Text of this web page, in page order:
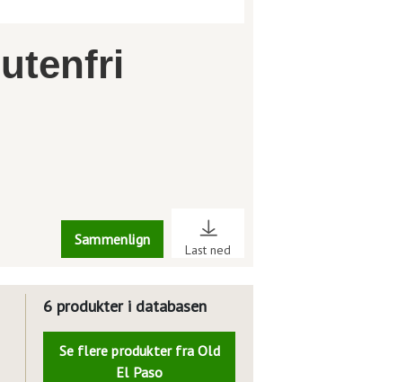
Sammenlign
Last ned
6 produkter i databasen
Se flere produkter fra Old
El Paso